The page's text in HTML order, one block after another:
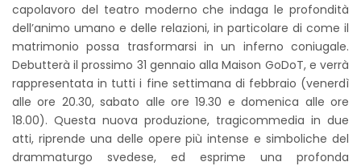
capolavoro del teatro moderno che indaga le profondità
dell’animo umano e delle relazioni, in particolare di come il
matrimonio possa trasformarsi in un inferno coniugale.
Debutterà il prossimo 31 gennaio alla Maison GoDoT, e verrà
rappresentata in tutti i fine settimana di febbraio (venerdì
alle ore 20.30, sabato alle ore 19.30 e domenica alle ore
18.00). Questa nuova produzione, tragicommedia in due
atti, riprende una delle opere più intense e simboliche del
drammaturgo svedese, ed esprime una profonda